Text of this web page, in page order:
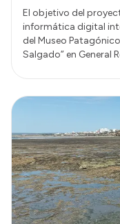
El objetivo del
informática digital
del Museo
Salgado” en General